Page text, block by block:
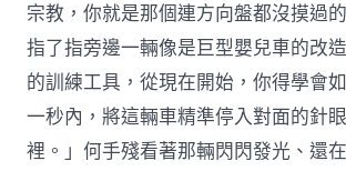
宗教，你就是那個連方向盤都沒摸過
指了指旁邊一輛像是巨型嬰兒車的改
的訓練工具，從現在開始，你得學會
一秒內，將這輛車精準停入對面的針
裡。」何手殘看著那輛閃閃發光、還